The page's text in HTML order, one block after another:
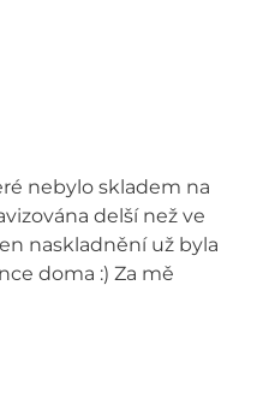
nebylo skladem na
delší než ve
naskladnění už byla
doma :) Za mě